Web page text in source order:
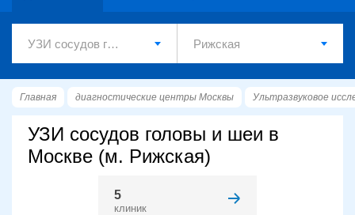
Главная диагностические центры Москвы Ультразвуковое
УЗИ сосудов головы и шеи в
Москве (м. Рижская)
5
клиник